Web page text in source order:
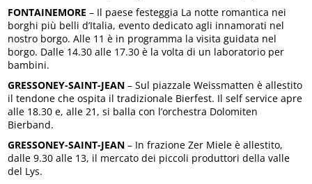
FONTAINEMORE – Il paese festeggia La notte romantica nei
borghi più belli d’Italia, evento dedicato agli innamorati nel
nostro borgo. Alle 11 è in programma la visita guidata nel
borgo. Dalle 14.30 alle 17.30 è la volta di un laboratorio per
bambini.
GRESSONEY-SAINT-JEAN – Sul piazzale Weissmatten è allestito
il tendone che ospita il tradizionale Bierfest. Il self service apre
alle 18.30 e, alle 21, si balla con l’orchestra Dolomiten
Bierband.
GRESSONEY-SAINT-JEAN – In frazione Zer Miele è allestito,
dalle 9.30 alle 13, il mercato dei piccoli produttori della valle
del Lys.